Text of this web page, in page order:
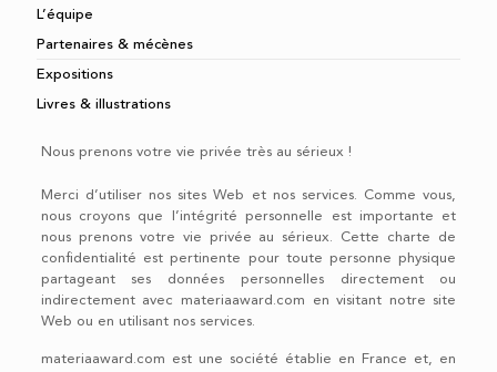
Nous prenons votre vie privée très au sérieux !
Merci d’utiliser nos sites Web et nos services. Comme vous,
nous croyons que l’intégrité personnelle est importante et
nous prenons votre vie privée au sérieux. Cette charte de
confidentialité est pertinente pour toute personne physique
partageant ses données personnelles directement ou
indirectement avec materiaaward.com en visitant notre site
Web ou en utilisant nos services.
materiaaward.com est une société établie en France et, en
L’équipe
Partenaires & mécènes
Expositions
Livres & illustrations